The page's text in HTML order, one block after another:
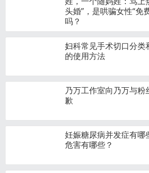
头婚”，是哄骗女性“免
吗？
妇科常见手术切口分类
的使用方法
乃万工作室向乃万与粉
歉
妊娠糖尿病并发症有哪
危害有哪些？